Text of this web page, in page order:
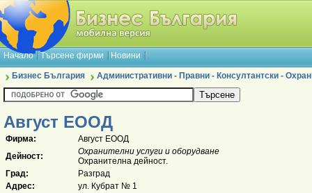
Начало Търсене фирми Новини
Бизнес България Административни - Правни - Консултантски -
Август ЕООД
Фирма:
Август ЕООД
Дейност:
Охранителни услуги и оборудване
Охранителна дейност.
Град:
Разград
Адрес:
ул. Кубрат № 1